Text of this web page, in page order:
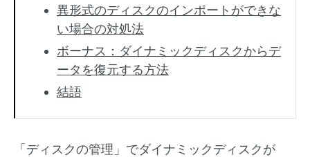
異形式のディスクのインポートができな
い場合の対処法
ボーナス：ダイナミックディスクからデ
ータを復元する方法
結語
「ディスクの管理」でダイナミックディスクが